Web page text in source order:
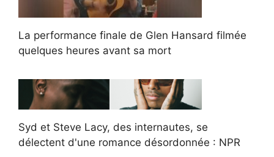
La performance finale de Glen Hansard filmée
quelques heures avant sa mort
Syd et Steve Lacy, des internautes, se
délectent d'une romance désordonnée : NPR